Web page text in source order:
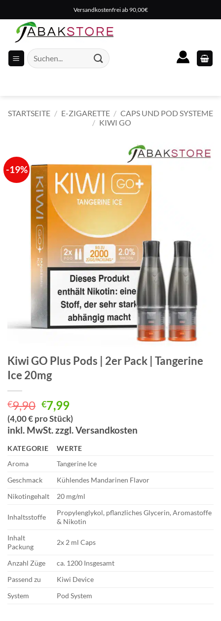
Inhalt
springen
Versandkostenfrei ab 90,00€
Suche
nach:
STARTSEITE / E-ZIGARETTE / CAPS UND POD SYSTEME
/ KIWI GO
-19%
Kiwi GO Plus Pods | 2er Pack | Tangerine
Ice 20mg
€9,90 Ursprünglicher
Preis
war:
€7,99Aktueller
Preis
ist:
(4,00 € pro Stück)
inkl. MwSt. zzgl. Versandkosten
KATEGORIE
WERTE
Aroma
Tangerine Ice
Geschmack
Kühlendes Mandarinen Flavor
Nikotingehalt
20 mg/ml
Inhaltsstoffe
Propylenglykol, pflanzliches Glycerin, Aromastoffe
& Nikotin
Inhalt
Packung
2x 2 ml Caps
Anzahl Züge
ca. 1200 Insgesamt
Passend zu
Kiwi Device
System
Pod System